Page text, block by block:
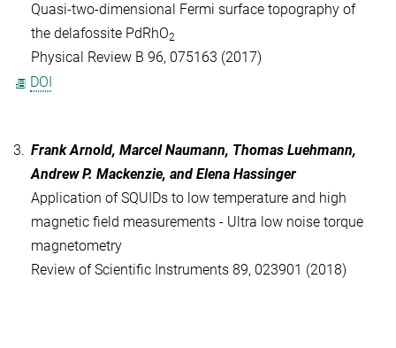
Quasi-two-dimensional Fermi surface topography of
the delafossite PdRhO2
Physical Review B 96, 075163 (2017)
DOI
3. Frank Arnold, Marcel Naumann, Thomas Luehmann,
Andrew P. Mackenzie, and Elena Hassinger
Application of SQUIDs to low temperature and high
magnetic field measurements - Ultra low noise torque
magnetometry
Review of Scientific Instruments 89, 023901 (2018)